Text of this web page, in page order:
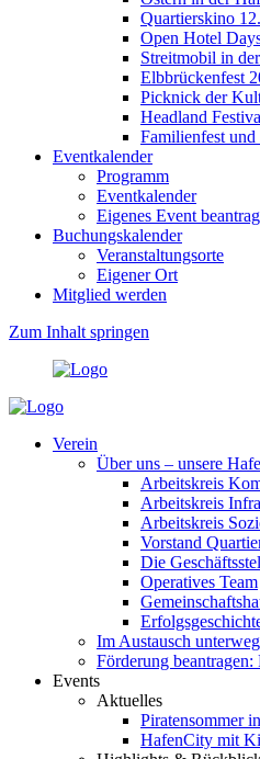
Quartierskino
Open Hotel
Streitmobil in
Elbbrückenfest
Picknick der
Headland
Familienfest
Eventkalender
Programm
Eventkalender
Eigenes Event
Buchungskalender
Veranstaltungsorte
Eigener Ort
Mitglied werden
Zum Inhalt springen
Verein
Über uns – unsere
Arbeitskreis
Arbeitskreis
Arbeitskreis
Vorstand
Die
Operatives Team
Im Austausch
Förderung
Events
Aktuelles
Piratensommer
HafenCity mit